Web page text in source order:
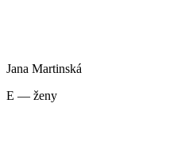
Jana Martinská
E — ženy